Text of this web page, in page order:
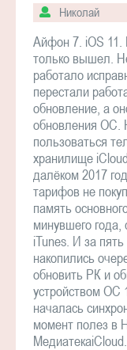
Николай
Айфон 7. iOS 11.
только вышел.
работало
перестали
обновление, а
обновления ОС.
пользоваться
хранилище
далёком 2017
тарифов не
память
минувшего
iTunes. И за пять
накопились
обновить РК и
устройcтвом ОС
началась
момент полез в
МедиатекаiCloud.